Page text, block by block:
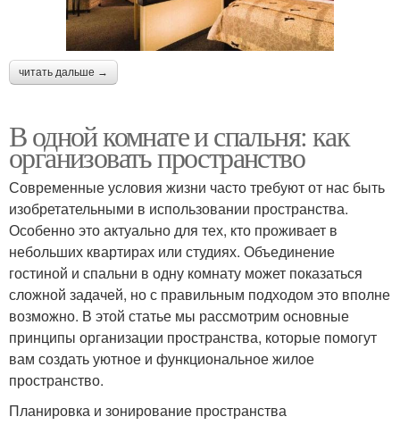
читать дальше →
В одной комнате и спальня: как
организовать пространство
Современные условия жизни часто требуют от нас быть
изобретательными в использовании пространства.
Особенно это актуально для тех, кто проживает в
небольших квартирах или студиях. Объединение
гостиной и спальни в одну комнату может показаться
сложной задачей, но с правильным подходом это вполне
возможно. В этой статье мы рассмотрим основные
принципы организации пространства, которые помогут
вам создать уютное и функциональное жилое
пространство.
Планировка и зонирование пространства